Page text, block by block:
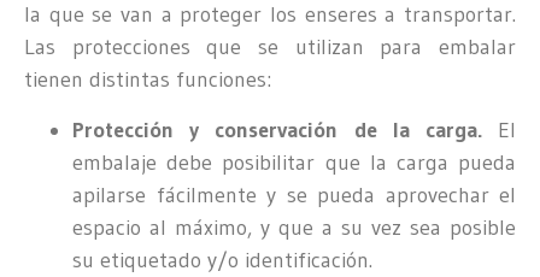
la que se van a proteger los enseres a transportar.
Las protecciones que se utilizan para embalar
tienen distintas funciones:
Protección y conservación de la carga.El
embalaje debe posibilitar que la carga pueda
apilarse fácilmente y se pueda aprovechar el
espacio al máximo, y que a su vez sea posible
su etiquetado y/o identificación.